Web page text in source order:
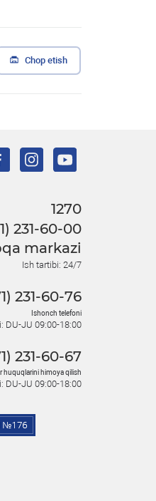
Chop etish
1270
231-60-00
markazi
Ish tartibi: 24/7
231-60-76
Ishonch telefoni
DU-JU 09:00-18:00
231-60-67
huquqlarini himoya qilish
DU-JU 09:00-18:00